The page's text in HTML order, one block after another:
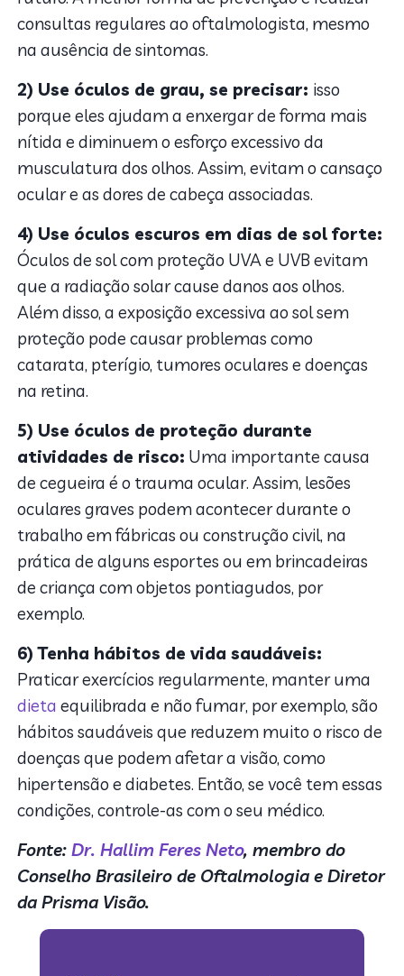
consultas regulares ao oftalmologista, mesmo
na ausência de sintomas.
2) Use óculos de grau, se precisar: isso
porque eles ajudam a enxergar de forma mais
nítida e diminuem o esforço excessivo da
musculatura dos olhos. Assim, evitam o cansaço
ocular e as dores de cabeça associadas.
4) Use óculos escuros em dias de sol forte:
Óculos de sol com proteção UVA e UVB evitam
que a radiação solar cause danos aos olhos.
Além disso, a exposição excessiva ao sol sem
proteção pode causar problemas como
catarata, pterígio, tumores oculares e doenças
na retina.
5) Use óculos de proteção durante
atividades de risco: Uma importante causa
de cegueira é o trauma ocular. Assim, lesões
oculares graves podem acontecer durante o
trabalho em fábricas ou construção civil, na
prática de alguns esportes ou em brincadeiras
de criança com objetos pontiagudos, por
exemplo.
6) Tenha hábitos de vida saudáveis:
Praticar exercícios regularmente, manter uma
dieta equilibrada e não fumar, por exemplo, são
hábitos saudáveis que reduzem muito o risco de
doenças que podem afetar a visão, como
hipertensão e diabetes. Então, se você tem essas
condições, controle-as com o seu médico.
Fonte: Dr. Hallim Feres Neto, membro do
Conselho Brasileiro de Oftalmologia e Diretor
da Prisma Visão.